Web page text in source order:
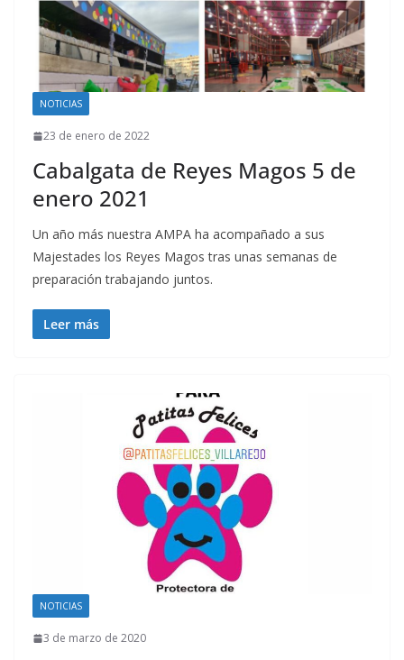
NOTICIAS
23 de enero de 2022
Cabalgata de Reyes Magos 5 de
enero 2021
Un año más nuestra AMPA ha acompañado a sus
Majestades los Reyes Magos tras unas semanas de
preparación trabajando juntos.
Leer más
NOTICIAS
3 de marzo de 2020